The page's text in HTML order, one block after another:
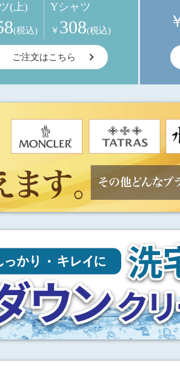
(上)
(税込)
Yシャツ
￥ 308(税込)
ご注文はこちら